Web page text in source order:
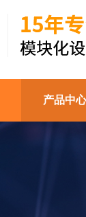
产品中心